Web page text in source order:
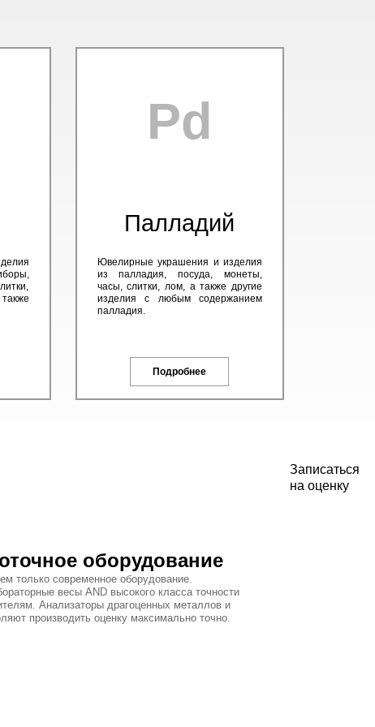
Pd
Палладий
Ювелирные украшения и изделия
из палладия, посуда, монеты,
часы, слитки, лом, а также другие
изделия с любым содержанием
палладия.
Подробнее
оборудование
только современное оборудование.
весы AND высокого класса точности
Анализаторы драгоценных металлов и
производить оценку максимально точно.
Записаться
на оценку